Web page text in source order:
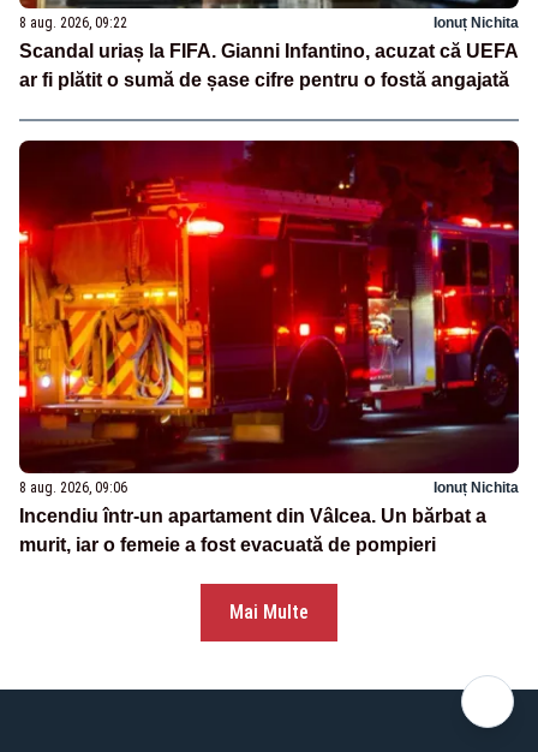
8 aug. 2026, 09:22 Ionuț Nichita
Scandal uriaș la FIFA. Gianni Infantino, acuzat că UEFA
ar fi plătit o sumă de șase cifre pentru o fostă angajată
8 aug. 2026, 09:06 Ionuț Nichita
Incendiu într-un apartament din Vâlcea. Un bărbat a
murit, iar o femeie a fost evacuată de pompieri
Mai Multe